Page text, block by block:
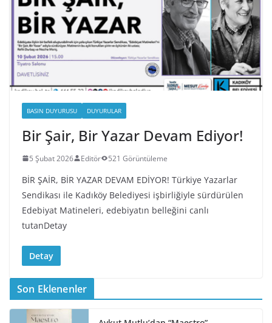
BASIN DUYURUSU DUYURULAR
Bir Şair, Bir Yazar Devam Ediyor!
5 Şubat 2026 Editör 521 Görüntüleme
BİR ŞAİR, BİR YAZAR DEVAM EDİYOR! Türkiye Yazarlar
Sendikası ile Kadıköy Belediyesi işbirliğiyle sürdürülen
Edebiyat Matineleri, edebiyatın belleğini canlı
tutanDetay
Detay
Son Eklenenler